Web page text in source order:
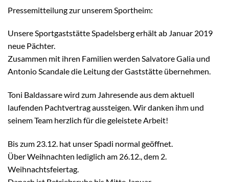
Pressemitteilung zur unserem Sportheim:
Unsere Sportgaststätte Spadelsberg erhält ab Januar 2019
neue Pächter.
Zusammen mit ihren Familien werden Salvatore Galia und
Antonio Scandale die Leitung der Gaststätte übernehmen.
Toni Baldassare wird zum Jahresende aus dem aktuell
laufenden Pachtvertrag aussteigen. Wir danken ihm und
seinem Team herzlich für die geleistete Arbeit!
Bis zum 23.12. hat unser Spadi normal geöffnet.
Über Weihnachten lediglich am 26.12., dem 2.
Weihnachtsfeiertag.